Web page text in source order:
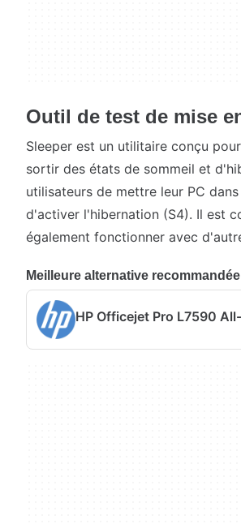
Outil de test de mise
Sleeper est un utilitaire conçu
sortir des états de sommeil et
utilisateurs de mettre leur PC
d'activer l'hibernation (S4). Il est
également fonctionner avec
Meilleure alternative recommandée
HP Officejet Pro L7590